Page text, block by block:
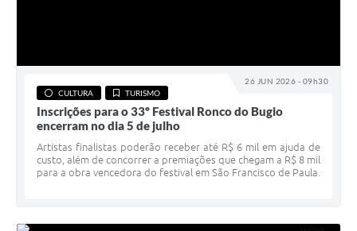
26 JUN 2026 - 09h30
CULTURA TURISMO
Inscrições para o 33º Festival Ronco do Bugio
encerram no dia 5 de julho
Artistas finalistas poderão receber até R$ 6 mil em ajuda de
custo, além de concorrer a premiações que chegam a R$ 8 mil
para a obra vencedora do festival em São Francisco de Paula.